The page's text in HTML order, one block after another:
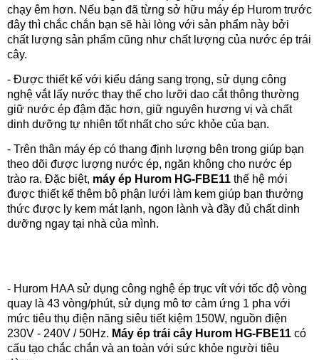
chạy êm hơn. Nếu bạn đã từng sở hữu máy ép Hurom trước
đây thì chắc chắn bạn sẽ hài lòng với sản phẩm này bởi
chất lượng sản phẩm cũng như chất lượng của nước ép trái
cây.
- Được thiết kế với kiểu dáng sang trọng, sử dụng công
nghệ vắt lấy nước thay thế cho lưỡi dao cắt thông thường
giữ nước ép đậm đặc hơn, giữ nguyên hương vị và chất
dinh dưỡng tự nhiên tốt nhất cho sức khỏe của bạn.
- Trên thân máy ép có thang định lượng bên trong giúp bạn
theo dõi được lượng nước ép, ngăn không cho nước ép
trào ra. Đặc biệt, máy ép Hurom HG-FBE11 thế hệ mới
được thiết kế thêm bộ phận lưới làm kem giúp bạn thưởng
thức được ly kem mát lạnh, ngon lành và đầy đủ chất dinh
dưỡng ngay tại nhà của mình.
- Hurom HAA sử dụng công nghệ ép trục vít với tốc độ vòng
quay là 43 vòng/phút, sử dụng mô tơ cảm ứng 1 pha với
mức tiêu thụ điện năng siêu tiết kiệm 150W, nguồn điện
230V - 240V / 50Hz. Máy ép trái cây Hurom HG-FBE11 có
cấu tạo chắc chắn và an toàn với sức khỏe người tiêu